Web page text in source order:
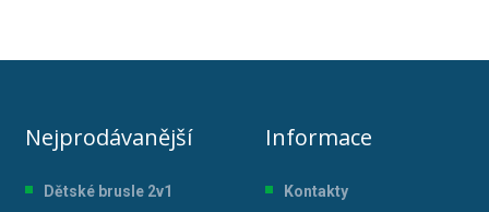
Nejprodávanější
Dětské brusle 2v1
Informace
Kontakty